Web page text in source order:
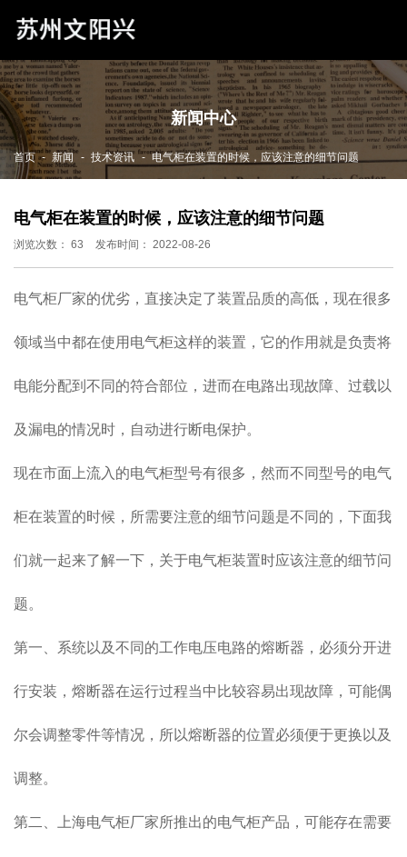
新闻中心
首页 - 新闻 - 技术资讯 - 电气柜在装置的时候，应该注意的细节问题
电气柜在装置的时候，应该注意的细节问题
浏览次数： 63 发布时间： 2022-08-26
电气柜厂家的优劣，直接决定了装置品质的高低，现在很多
领域当中都在使用电气柜这样的装置，它的作用就是负责将
电能分配到不同的符合部位，进而在电路出现故障、过载以
及漏电的情况时，自动进行断电保护。
现在市面上流入的电气柜型号有很多，然而不同型号的电气
柜在装置的时候，所需要注意的细节问题是不同的，下面我
们就一起来了解一下，关于电气柜装置时应该注意的细节问
题。
第一、系统以及不同的工作电压电路的熔断器，必须分开进
行安装，熔断器在运行过程当中比较容易出现故障，可能偶
尔会调整零件等情况，所以熔断器的位置必须便于更换以及
调整。
第二、上海电气柜厂家所推出的电气柜产品，可能存在需要